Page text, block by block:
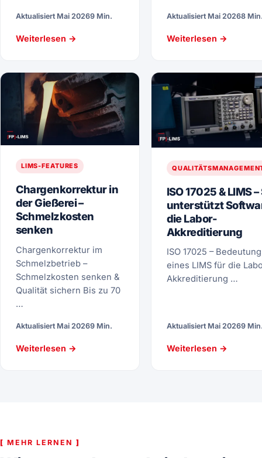
Aktualisiert Mai 20269 Min.
Weiterlesen →
Aktualisiert Mai 20268
Weiterlesen →
LIMS-FEATURES
Chargenkorrektur in
der Gießerei –
Schmelzkosten
senken
Chargenkorrektur im
Schmelzbetrieb –
Schmelzkosten senken &
Qualität sichern Bis zu 70
…
Aktualisiert Mai 20269 Min.
Weiterlesen →
ISO 17025 & LIMS –
unterstützt
die Labor-
Akkreditierung
ISO 17025 – Bedeutung
eines LIMS für die
Akkreditierung …
Aktualisiert Mai 20269
Weiterlesen →
[ MEHR LERNEN ]